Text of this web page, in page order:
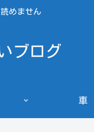
めません
ブログ
車